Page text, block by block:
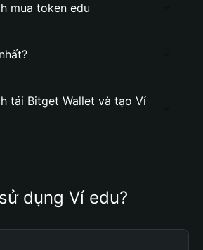
mua token edu
tải Bitget Wallet và tạo Ví
dụng Ví edu?